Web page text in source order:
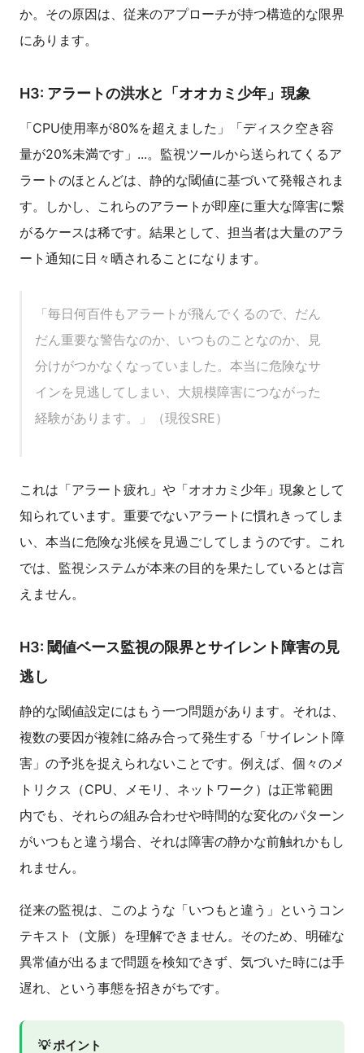
か。その原因は、従来のアプローチが持つ構造的な限界
にあります。
H3: アラートの洪水と「オオカミ少年」現象
「CPU使用率が80%を超えました」「ディスク空き容
量が20%未満です」...。監視ツールから送られてくるア
ラートのほとんどは、静的な閾値に基づいて発報されま
す。しかし、これらのアラートが即座に重大な障害に繋
がるケースは稀です。結果として、担当者は大量のアラ
ート通知に日々晒されることになります。
「毎日何百件もアラートが飛んでくるので、だん
だん重要な警告なのか、いつものことなのか、見
分けがつかなくなっていました。本当に危険なサ
インを見逃してしまい、大規模障害につながった
経験があります。」（現役SRE）
これは「アラート疲れ」や「オオカミ少年」現象として
知られています。重要でないアラートに慣れきってしま
い、本当に危険な兆候を見過ごしてしまうのです。これ
では、監視システムが本来の目的を果たしているとは言
えません。
H3: 閾値ベース監視の限界とサイレント障害の見
逃し
静的な閾値設定にはもう一つ問題があります。それは、
複数の要因が複雑に絡み合って発生する「サイレント障
害」の予兆を捉えられないことです。例えば、個々のメ
トリクス（CPU、メモリ、ネットワーク）は正常範囲
内でも、それらの組み合わせや時間的な変化のパターン
がいつもと違う場合、それは障害の静かな前触れかもし
れません。
従来の監視は、このような「いつもと違う」というコン
テキスト（文脈）を理解できません。そのため、明確な
異常値が出るまで問題を検知できず、気づいた時には手
遅れ、という事態を招きがちです。
💡 ポイント